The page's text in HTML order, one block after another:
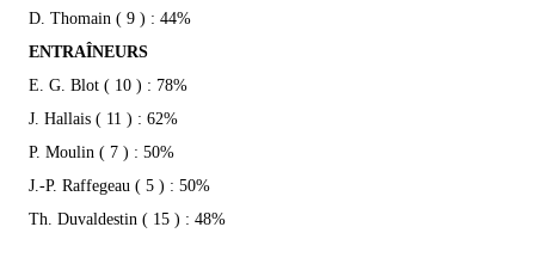
D. Thomain ( 9 ) : 44%
ENTRAÎNEURS
E. G. Blot ( 10 ) : 78%
J. Hallais ( 11 ) : 62%
P. Moulin ( 7 ) : 50%
J.-P. Raffegeau ( 5 ) : 50%
Th. Duvaldestin ( 15 ) : 48%